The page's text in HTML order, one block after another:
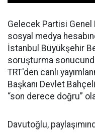
Gelecek Partisi Genel
sosyal medya
İstanbul Büyükşehir
soruşturma
TRT'den canlı
Başkanı Devlet
“son derece doğru”
Davutoğlu,